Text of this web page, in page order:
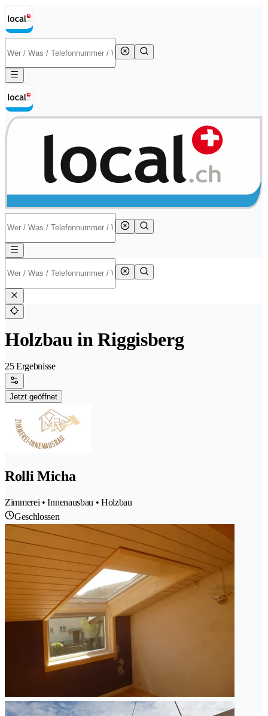
Holzbau in Riggisberg
25 Ergebnisse
Jetzt geöffnet
Rolli Micha
Zimmerei • Innenausbau • Holzbau
Geschlossen